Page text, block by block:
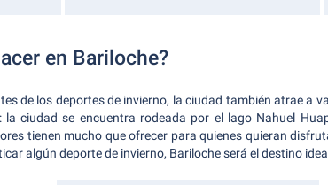
en Bariloche?
de los deportes de invierno, la ciudad también atrae a
la ciudad se encuentra rodeada por el lago Nahuel
tienen mucho que ofrecer para quienes quieran
algún deporte de invierno, Bariloche será el destino